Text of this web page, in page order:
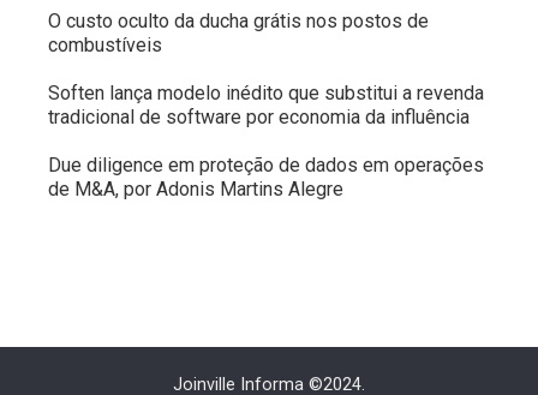
O custo oculto da ducha grátis nos postos de
combustíveis
Soften lança modelo inédito que substitui a revenda
tradicional de software por economia da influência
Due diligence em proteção de dados em operações
de M&A, por Adonis Martins Alegre
Joinville Informa ©2024.